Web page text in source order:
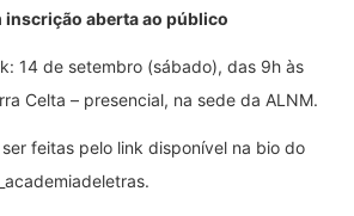
aberta ao público
14 de setembro (sábado), das 9h às
Celta – presencial, na sede da ALNM.
feitas pelo link disponível na bio do